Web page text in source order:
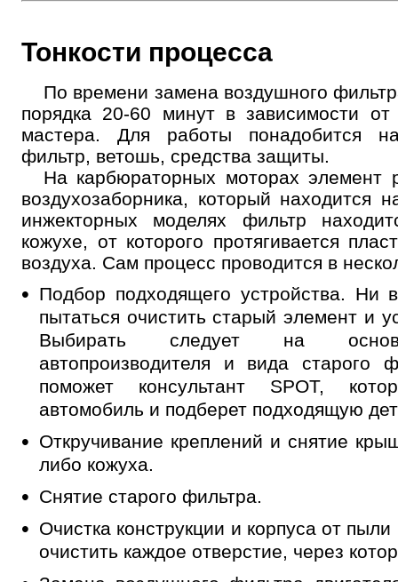
Тонкости процесса
По времени замена воздушного
порядка 20-60 минут в зависимости
мастера. Для работы понадобится
фильтр, ветошь, средства защиты.
На карбюраторных моторах элемент
воздухозаборника, который находится
инжекторных моделях фильтр
кожухе, от которого протягивается
воздуха. Сам процесс проводится в
Подбор подходящего устройства. Ни
пытаться очистить старый элемент и
Выбирать следует на
автопроизводителя и вида старого
поможет консультант SPOT,
автомобиль и подберет подходящую
Откручивание креплений и снятие
либо кожуха.
Снятие старого фильтра.
Очистка конструкции и корпуса от
очистить каждое отверстие, через